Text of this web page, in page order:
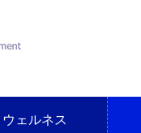
ウェルネス